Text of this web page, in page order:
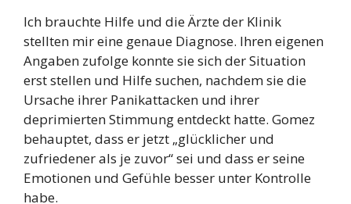
Ich brauchte Hilfe und die Ärzte der Klinik
stellten mir eine genaue Diagnose. Ihren eigenen
Angaben zufolge konnte sie sich der Situation
erst stellen und Hilfe suchen, nachdem sie die
Ursache ihrer Panikattacken und ihrer
deprimierten Stimmung entdeckt hatte. Gomez
behauptet, dass er jetzt „glücklicher und
zufriedener als je zuvor“ sei und dass er seine
Emotionen und Gefühle besser unter Kontrolle
habe.